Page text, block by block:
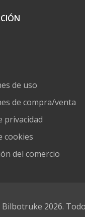
de uso
de compra/venta
privacidad
cookies
del comercio
2026.